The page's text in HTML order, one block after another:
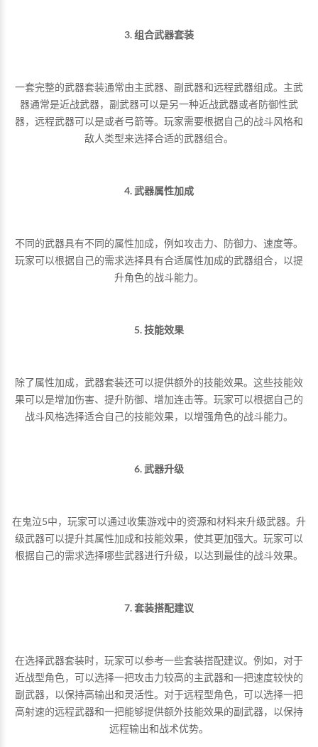
3. 组合武器套装
一套完整的武器套装通常由主武器、副武器和远程武器组成。主武
器通常是近战武器，副武器可以是另一种近战武器或者防御性武
器，远程武器可以是或者弓箭等。玩家需要根据自己的战斗风格和
敌人类型来选择合适的武器组合。
4. 武器属性加成
不同的武器具有不同的属性加成，例如攻击力、防御力、速度等。
玩家可以根据自己的需求选择具有合适属性加成的武器组合，以提
升角色的战斗能力。
5. 技能效果
除了属性加成，武器套装还可以提供额外的技能效果。这些技能效
果可以是增加伤害、提升防御、增加连击等。玩家可以根据自己的
战斗风格选择适合自己的技能效果，以增强角色的战斗能力。
6. 武器升级
在鬼泣5中，玩家可以通过收集游戏中的资源和材料来升级武器。升
级武器可以提升其属性加成和技能效果，使其更加强大。玩家可以
根据自己的需求选择哪些武器进行升级，以达到最佳的战斗效果。
7. 套装搭配建议
在选择武器套装时，玩家可以参考一些套装搭配建议。例如，对于
近战型角色，可以选择一把攻击力较高的主武器和一把速度较快的
副武器，以保持高输出和灵活性。对于远程型角色，可以选择一把
高射速的远程武器和一把能够提供额外技能效果的副武器，以保持
远程输出和战术优势。